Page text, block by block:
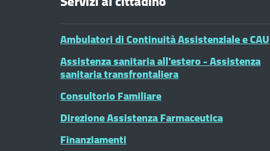
Ambulatori di Continuità Assistenziale e CAU
Assistenza sanitaria all'estero - Assistenza
sanitaria transfrontaliera
Consultorio Familiare
Direzione Assistenza Farmaceutica
Finanziamenti